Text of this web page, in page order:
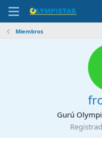
Miembros
Gurú